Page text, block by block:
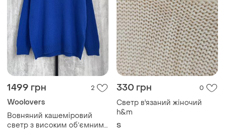
1499 грн 2
Woolovers
Вовняний кашеміровий
светр з високим обʼємним
330 грн 0
Светр в'язаний жіночий
h&m
S